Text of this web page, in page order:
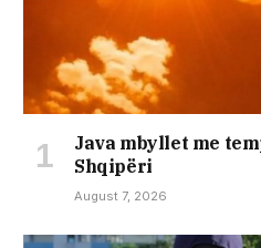
Java mbyllet me
Shqipëri
August 7, 2026